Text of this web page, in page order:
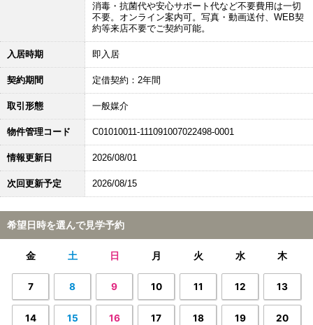
消毒・抗菌代や安心サポート代など不要費用は一切
不要。オンライン案内可。写真・動画送付、WEB契
約等来店不要でご契約可能。
入居時期 即入居
契約期間 定借契約：2年間
取引形態 一般媒介
物件管理コード C01010011-111091007022498-0001
情報更新日 2026/08/01
次回更新予定 2026/08/15
希望日時を選んで見学予約
金 土 日 月 火 水 木
7 8 9 10 11 12 13
14 15 16 17 18 19 20